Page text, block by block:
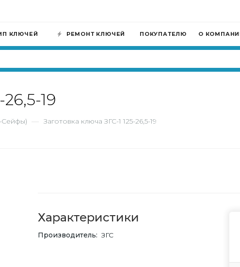
КЛЮЧЕЙ РЕМОНТ КЛЮЧЕЙ ПОКУПАТЕЛЮ О
19
— Заготовка ключа ЗГС-1 125-26,5-19
Характеристики
Производитель ЗГС